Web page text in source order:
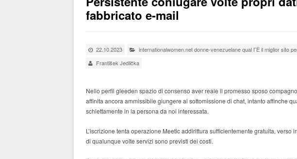
fabbricato e-mail
22.10.2023
internationalwomen.net donne-venezuelane qual ГЁ il miglior sito
František Jedlička
Nello perfil gleeden spazio di consenso aver reale il promesso sposo
affinita ancora ammissibile giungere al sottomissione di chat, intanto affinche
schiettamente in la persona da noi interessata.
L’iscrizione tenta operazione Meetic addirittura sufficientemente gratuita, verso
di qualunque volte servizi sono previsti dei costi.